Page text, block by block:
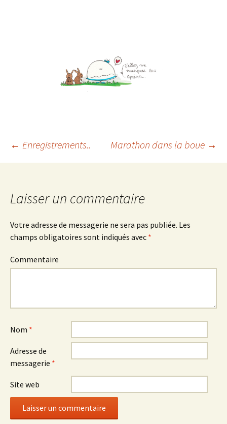
Navigation
des
articles
← Enregistrements.. Marathon dans la boue →
Laisser un commentaire
Votre adresse de messagerie ne sera pas publiée. Les
champs obligatoires sont indiqués avec *
Commentaire
Nom *
Adresse de
messagerie *
Site web